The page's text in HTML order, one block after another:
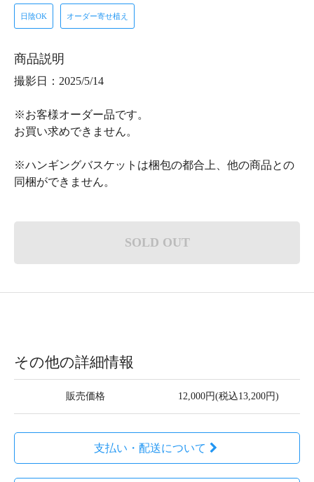
日陰OK オーダー寄せ植え
商品説明
撮影日：2025/5/14
※お客様オーダー品です。
お買い求めできません。
※ハンギングバスケットは梱包の都合上、他の商品との
同梱ができません。
SOLD OUT
その他の詳細情報
販売価格 12,000円(税込13,200円)
支払い・配送について